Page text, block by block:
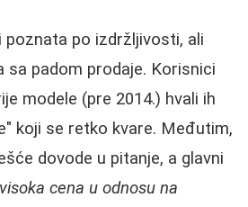
poznata po izdržljivosti, ali
sa padom prodaje. Korisnici
modele (pre 2014.) hvali ih
koji se retko kvare. Međutim,
dovode u pitanje, a glavni
cena u odnosu na